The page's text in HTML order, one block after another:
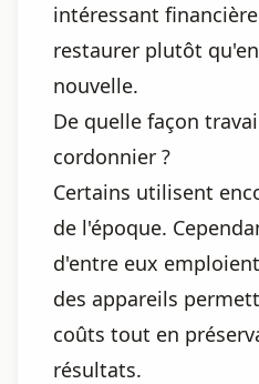
intéressant
restaurer plutôt
nouvelle.
De quelle façon
cordonnier ?
Certains utilisent
de l'époque.
d'entre eux
des appareils
coûts tout en
résultats.